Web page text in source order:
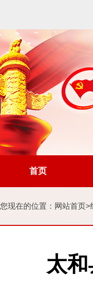
首页
您现在的位置： 网站首页>
太